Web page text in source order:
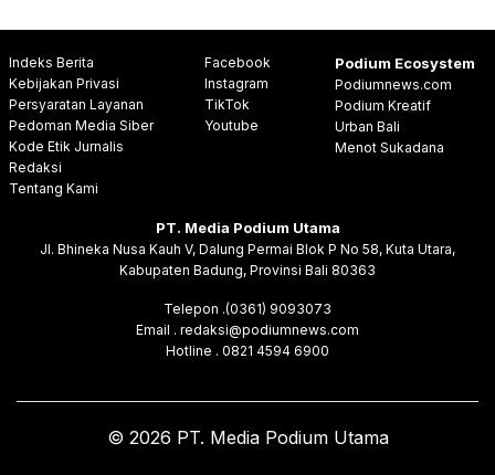
Indeks Berita
Kebijakan Privasi
Persyaratan Layanan
Pedoman Media Siber
Kode Etik Jurnalis
Redaksi
Tentang Kami
Facebook
Instagram
TikTok
Youtube
Podium Ecosystem
Podiumnews.com
Podium Kreatif
Urban Bali
Menot Sukadana
PT. Media Podium Utama
Jl. Bhineka Nusa Kauh V, Dalung Permai Blok P No 58, Kuta Utara,
Kabupaten Badung, Provinsi Bali 80363
Telepon .(0361) 9093073
Email . redaksi@podiumnews.com
Hotline . 0821 4594 6900
© 2026 PT. Media Podium Utama